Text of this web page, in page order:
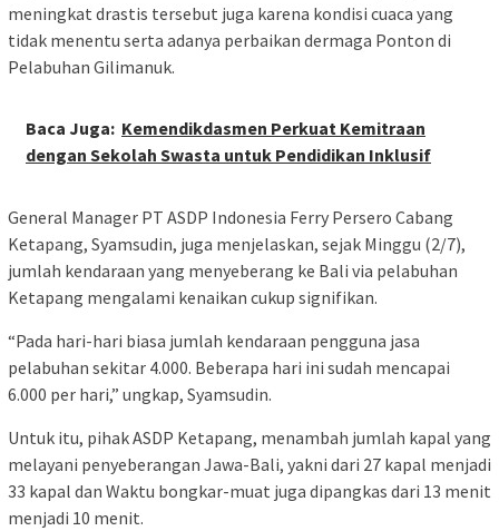
meningkat drastis tersebut juga karena kondisi cuaca yang
tidak menentu serta adanya perbaikan dermaga Ponton di
Pelabuhan Gilimanuk.
Baca Juga: Kemendikdasmen Perkuat Kemitraan
dengan Sekolah Swasta untuk Pendidikan Inklusif
General Manager PT ASDP Indonesia Ferry Persero Cabang
Ketapang, Syamsudin, juga menjelaskan, sejak Minggu (2/7),
jumlah kendaraan yang menyeberang ke Bali via pelabuhan
Ketapang mengalami kenaikan cukup signifikan.
“Pada hari-hari biasa jumlah kendaraan pengguna jasa
pelabuhan sekitar 4.000. Beberapa hari ini sudah mencapai
6.000 per hari,” ungkap, Syamsudin.
Untuk itu, pihak ASDP Ketapang, menambah jumlah kapal yang
melayani penyeberangan Jawa-Bali, yakni dari 27 kapal menjadi
33 kapal dan Waktu bongkar-muat juga dipangkas dari 13 menit
menjadi 10 menit.